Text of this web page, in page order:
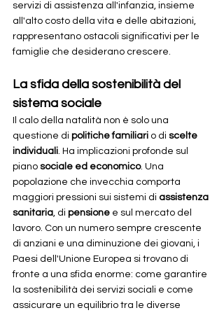
servizi di assistenza all'infanzia, insieme
all'alto costo della vita e delle abitazioni,
rappresentano ostacoli significativi per le
famiglie che desiderano crescere.
La sfida della sostenibilità del
sistema sociale
Il calo della natalità non è solo una
questione di politiche familiari o di scelte
individuali. Ha implicazioni profonde sul
piano sociale ed economico. Una
popolazione che invecchia comporta
maggiori pressioni sui sistemi di assistenza
sanitaria, di pensione e sul mercato del
lavoro. Con un numero sempre crescente
di anziani e una diminuzione dei giovani, i
Paesi dell'Unione Europea si trovano di
fronte a una sfida enorme: come garantire
la sostenibilità dei servizi sociali e come
assicurare un equilibrio tra le diverse